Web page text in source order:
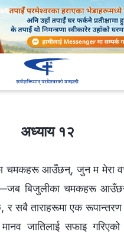
अध्याय १२
चमकहरू आउँछन्, जुन म मेरा
बिजुलीका चमकहरू
र सबै ताराहरूमा एक
जातिलाई सफाइ